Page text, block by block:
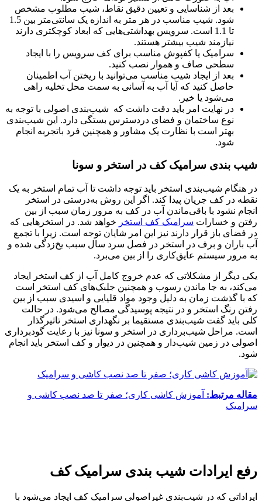
بعد از شناسایی و تعیین دقیق نقاط، شیب مطلوب مشخص
شود. شیب مناسب در هر متر به اندازه یک سانتی‌متر بین 1.5
تا 1.1 است. سرویس بهداشتی‌هایی که ابعاد کوچکتری دارند
نیازمند شیب بیشتر هستند.
سرامیک یا کفپوش مناسب برای کف سرویس را با ایجاد
سطحی صاف و هموار نصب کنید.
بعد از ایجاد شیب مناسب می‌توانید با ریختن آب اطمینان
حاصل کنید که آیا آب به آسانی به سمت محل تخلیه راهی
می‌شود یا خیر.
در نهایت امر باید دقت داشت که شیب‌بندی اصولی با توجه به
نوع ساختمان و فضای دردسترس بستگی دارد. این شیب‌بندی
بهتر است با نظارت یک مشاور و همچنین فرد باتجربه انجام
شود.
شیب بندی سرامیک کف در استخر و سونا
در هنگام شیب‌بندی استخر باید توجه داشت تا آب تمام استخر به یک
نقطه در کف جریان پیدا کند. اگر این روش به‌درستی در استخر
انجام نشود با باقی‌ماندن آب در کف به مرور زمان سبب از بین
رفتن و خسارات سرامیک کف استخر خواهد شد. در استخرهایی که
در فضای باز قرار دارند نیز این امر شایان توجه است. زیرا با تجمع
آب باران و برف در استخر در فصل سرد سال سبب یخ‌زدگی شده و
به مرور سیستم عایق‌کاری را از بین می‌برد.
یکی دیگر از مشکلاتی که عدم خروج کامل آب از کف استخر ایجاد
می‌کند، به جا ماندن رسوب و همچنین جلبک‌های کف استخر است
که با گذشت زمان به دلیل وجود مواد قلیایی و اسیدی سبب از بین
رفتن رنگ استخر و در نتیجه پوسیدگی مصالح می‌شود. در حالت
کلی باید گفت شیب‌بندی مستقیما بر نگهداری استخر تاثیرگذار
است. مراحل شیب‌برداری در استخر و سونا نیز با رعایت گودبرداری
اصولی در زمین شیب‌دار و همچنین در دیوار و کف استخر باید انجام
شود.
مقاله مرتبط: آموزش کاشی کاری؛ صفر تا صد نصب کاشی و
سرامیک
رفع ایرادات شیب بندی سرامیک کف
ایراداتی که در شیب‌بندی غیراصولی سرامیک کف ایجاد می‌شود با